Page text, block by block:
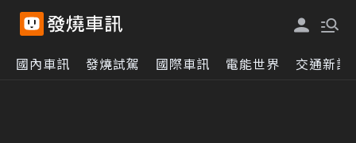
國內車訊 發燒試駕 國際車訊 電能世界 交通新訊